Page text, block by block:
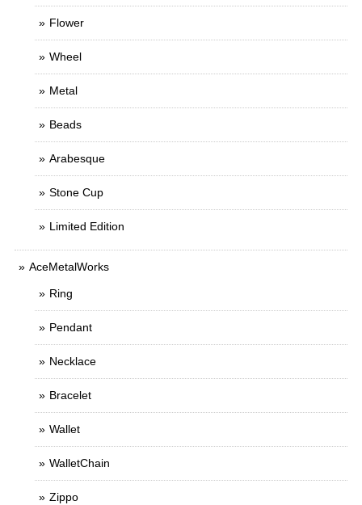
Flower
Wheel
Metal
Beads
Arabesque
Stone Cup
Limited Edition
AceMetalWorks
Ring
Pendant
Necklace
Bracelet
Wallet
WalletChain
Zippo